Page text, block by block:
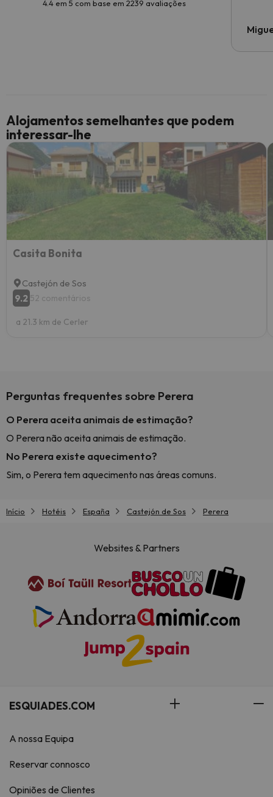
4.4 em 5 com base em 2239 avaliações
Alojamentos semelhantes que podem
interessar-lhe
Casita Bonita
Castejón de Sos
9.2 52 comentários
a 21.3 km de Cerler
Perguntas frequentes sobre Perera
O Perera aceita animais de estimação?
O Perera não aceita animais de estimação.
No Perera existe aquecimento?
Sim, o Perera tem aquecimento nas áreas comuns.
Início Hotéis España Castejón de Sos Perera
Websites & Partners
ESQUIADES.COM
A nossa Equipa
Reservar connosco
Opiniões de Clientes